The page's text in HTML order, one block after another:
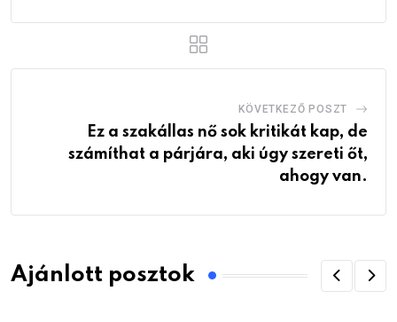
KÖVETKEZŐ POSZT
Ez a szakállas nő sok kritikát kap, de
számíthat a párjára, aki úgy szereti őt,
ahogy van.
Ajánlott posztok